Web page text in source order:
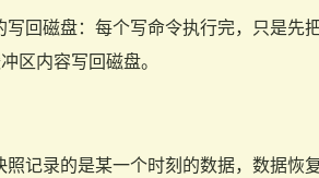
回磁盘：每个写命令执行完，只是先
区内容写回磁盘。
照记录的是某一个时刻的数据，数据恢